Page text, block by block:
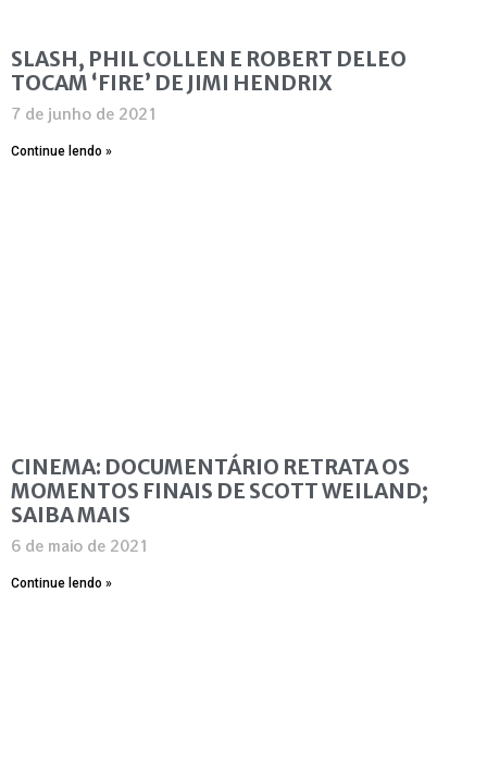
SLASH, PHIL COLLEN E ROBERT DELEO
TOCAM ‘FIRE’ DE JIMI HENDRIX
7 de junho de 2021
Continue lendo »
CINEMA: DOCUMENTÁRIO RETRATA OS
MOMENTOS FINAIS DE SCOTT WEILAND;
SAIBA MAIS
6 de maio de 2021
Continue lendo »